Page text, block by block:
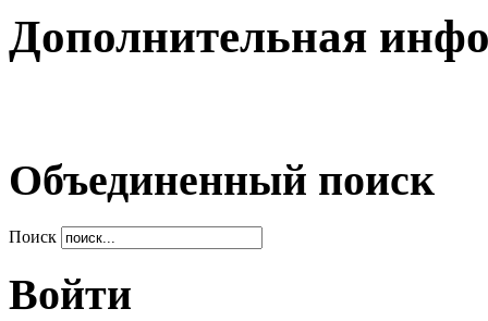
Дополнительная
Объединенный поиск
Поиск
Войти